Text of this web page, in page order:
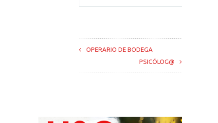
OPERARIO DE BODEGA
PSICÓLOG@